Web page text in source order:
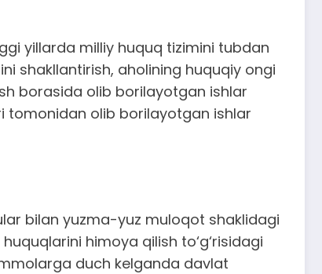
yillarda milliy huquq tizimini tubdan
shakllantirish, aholining huquqiy ongi
borasida olib borilayotgan ishlar
tomonidan olib borilayotgan ishlar
bilan yuzma-yuz muloqot shaklidagi
himoya qilish to‘g‘risidagi
duch kelganda davlat